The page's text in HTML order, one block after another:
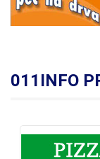
011INFO